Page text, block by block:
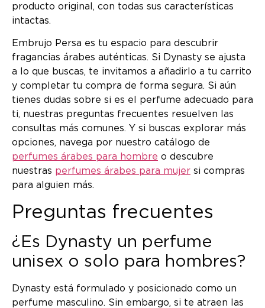
producto original, con todas sus características
intactas.
Embrujo Persa es tu espacio para descubrir
fragancias árabes auténticas. Si Dynasty se ajusta
a lo que buscas, te invitamos a añadirlo a tu carrito
y completar tu compra de forma segura. Si aún
tienes dudas sobre si es el perfume adecuado para
ti, nuestras preguntas frecuentes resuelven las
consultas más comunes. Y si buscas explorar más
opciones, navega por nuestro catálogo de
perfumes árabes para hombre o descubre
nuestras perfumes árabes para mujer si compras
para alguien más.
Preguntas frecuentes
¿Es Dynasty un perfume
unisex o solo para hombres?
Dynasty está formulado y posicionado como un
perfume masculino. Sin embargo, si te atraen las